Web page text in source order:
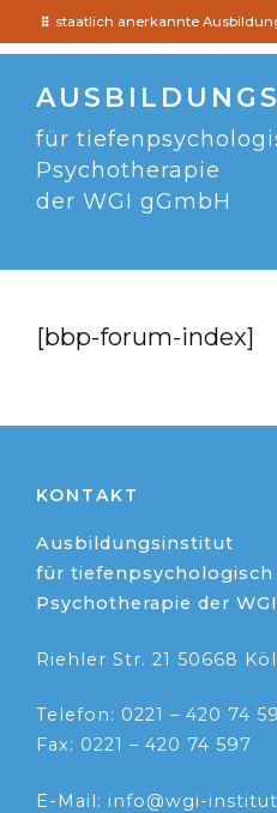
staatlich anerkannte
für
Psychotherapie
der WGI gGmbH
[bbp-fo­rum-in­dex]
KONTAKT
Ausbildungsinstitut
für
Psychotherapie der
Riehler Str. 21 50668
Telefon: 0221 – 420 74
Fax: 0221 – 420 74 597
E-Mail: info@wgi-